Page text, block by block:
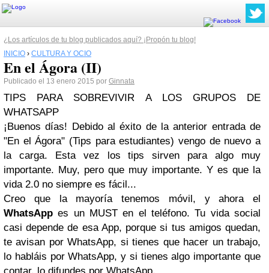
¿Los artículos de tu blog publicados aquí? ¡Propón tu blog!
INICIO › CULTURA Y OCIO
En el Ágora (II)
Publicado el 13 enero 2015 por Ginnata
TIPS PARA SOBREVIVIR A LOS GRUPOS DE
WHATSAPP
¡Buenos días! Debido al éxito de la anterior entrada de
"En el Ágora" (Tips para estudiantes) vengo de nuevo a
la carga. Esta vez los tips sirven para algo muy
importante. Muy, pero que muy importante. Y es que la
vida 2.0 no siempre es fácil...
Creo que la mayoría tenemos móvil, y ahora el
WhatsApp es un MUST en el teléfono. Tu vida social
casi depende de esa App, porque si tus amigos quedan,
te avisan por WhatsApp, si tienes que hacer un trabajo,
lo habláis por WhatsApp, y si tienes algo importante que